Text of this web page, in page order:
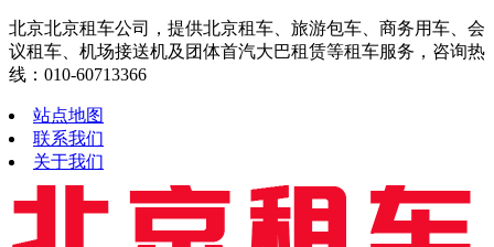
北京北京租车公司，提供北京租车、旅游包车、商务用车、会
议租车、机场接送机及团体首汽大巴租赁等租车服务，咨询热
线：010-60713366
站点地图
联系我们
关于我们